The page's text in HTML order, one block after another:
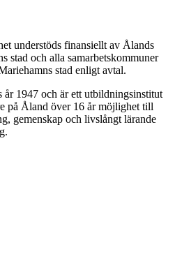
understöds finansiellt av Ålands
stad och alla samarbetskommuner
stad enligt avtal.
år 1947 och är ett utbildningsinstitut
på Åland över 16 år möjlighet till
gemenskap och livslångt lärande